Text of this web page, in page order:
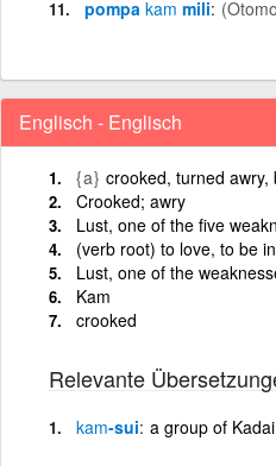
pompa kam mili
Englisch - Englisch
{a} crooked, turned awry,
Crooked; awry
Lust, one of the five
(verb root) to love, to be
Lust, one of the
Kam
crooked
Relevante
kam-sui a group of